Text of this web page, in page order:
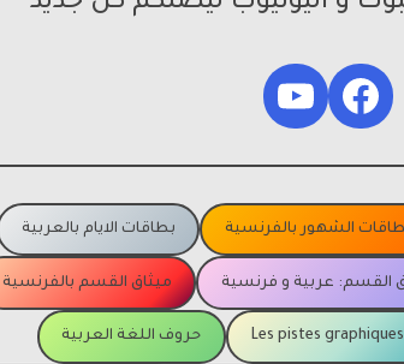
Facebook
YouTube
القسم: عربية و فرنسية ميثاق القسم بالفرنسية
Les pistes حروف اللغة العربية
تعليمية رياضيات و فرنسية بطاقات تعليمية عربية